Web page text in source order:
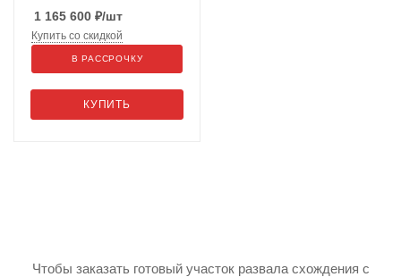
1 165 600 ₽/шт
КУПИТЬ
Купить со скидкой
В РАССРОЧКУ
Чтобы заказать готовый участок развала схождения с